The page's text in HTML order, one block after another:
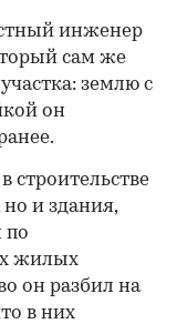
инженер
сам же
землю с
он
строительстве
и здания,
по
жилых
он разбил на
в них